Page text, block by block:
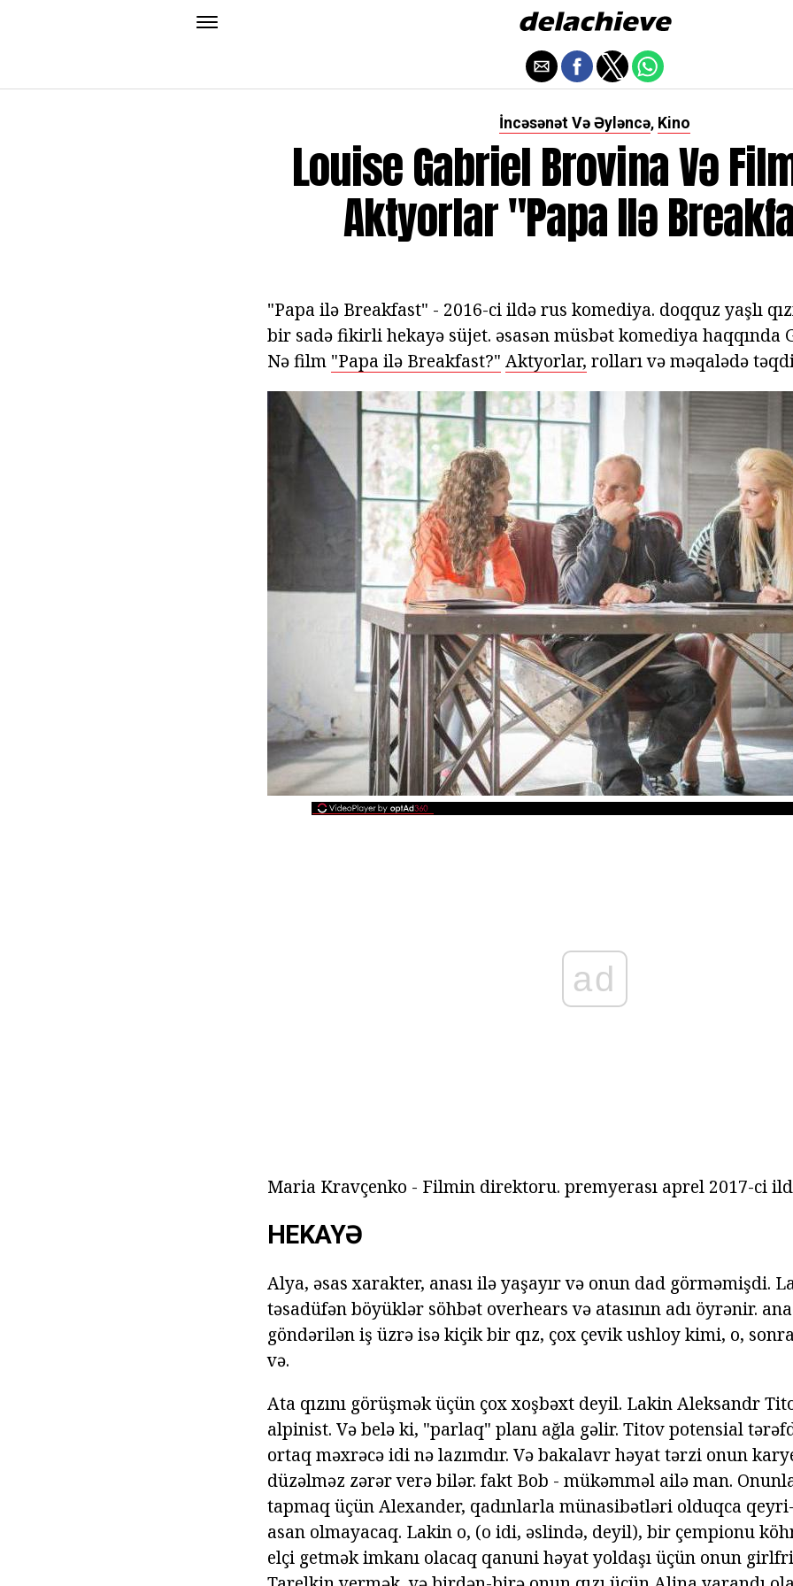
İncəsənət Və Əyləncə, Kino
Louise Gabriel Brovina Və
Aktyorlar "Papa Ilə
"Papa ilə Breakfast" - 2016-ci ildə rus komediya. doqquz yaşlı
bir sadə fikirli hekayə süjet. əsasən müsbət komediya haqqında
Nə film "Papa ilə Breakfast?" Aktyorlar, rolları və məqalədə
ad
Maria Kravçenko - Filmin direktoru. premyerası aprel 2017-ci
HEKAYƏ
Alya, əsas xarakter, anası ilə yaşayır və onun dad görməmişdi.
təsadüfən böyüklər söhbət overhears və atasının adı öyrənir.
göndərilən iş üzrə isə kiçik bir qız, çox çevik ushloy kimi, o,
və.
Ata qızını görüşmək üçün çox xoşbəxt deyil. Lakin Aleksandr
alpinist. Və belə ki, "parlaq" planı ağla gəlir. Titov potensial
ortaq məxrəcə idi nə lazımdır. Və bakalavr həyat tərzi onun
düzəlməz zərər verə bilər. fakt Bob - mükəmməl ailə man.
tapmaq üçün Alexander, qadınlarla münasibətləri olduqca
asan olmayacaq. Lakin o, (o idi, əslində, deyil), bir çempionu
elçi getmək imkanı olacaq qanuni həyat yoldaşı üçün onun